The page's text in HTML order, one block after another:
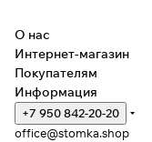
О нас
Интернет-магазин
Покупателям
Информация
+7 950 842-20-20
office@stomka.shop